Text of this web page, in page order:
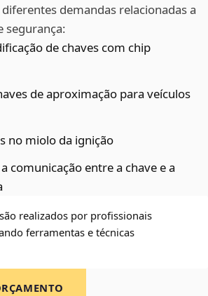
demandas relacionadas a
segurança:
de chaves com chip
de aproximação para veículos
no miolo da ignição
comunicação entre a chave e a
realizados por profissionais
ferramentas e técnicas